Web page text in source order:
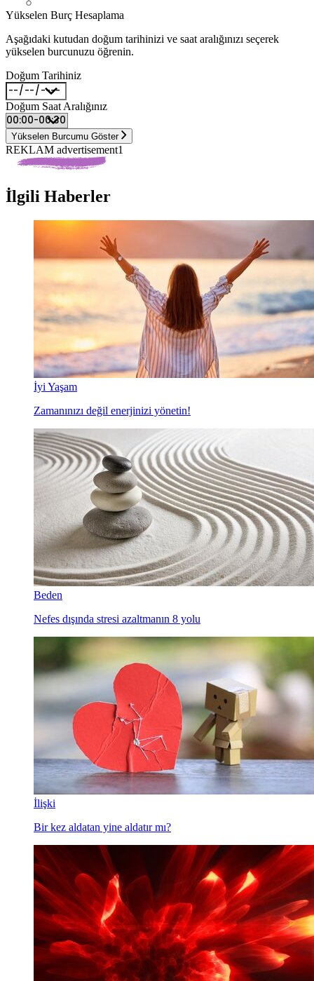
Yükselen Burç Hesaplama
Aşağıdaki kutudan doğum tarihinizi ve saat aralığınızı seçerek
yükselen burcunuzu öğrenin.
Doğum Tarihiniz
Doğum Saat Aralığınız
Yükselen Burcumu Göster
REKLAM advertisement1
İlgili Haberler
İyi Yaşam
Zamanınızı değil enerjinizi yönetin!
Beden
Nefes dışında stresi azaltmanın 8 yolu
İlişki
Bir kez aldatan yine aldatır mı?